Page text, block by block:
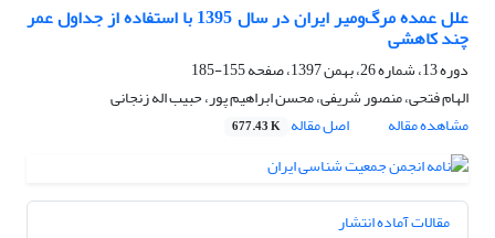
علل عمده مرگ‌ومیر ایران در سال 1395 با استفاده از جداول عمر
چند کاهشی
دوره 13، شماره 26، بهمن 1397، صفحه
155-185
الهام فتحی، منصور شریفی، محسن ابراهیم پور، حبیب اله زنجانی
مشاهده مقاله
اصل مقاله 677.43 K
مقالات آماده انتشار